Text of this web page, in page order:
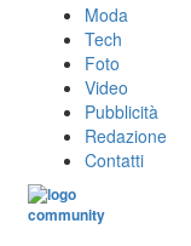
Moda
Tech
Foto
Video
Pubblicità
Redazione
Contatti